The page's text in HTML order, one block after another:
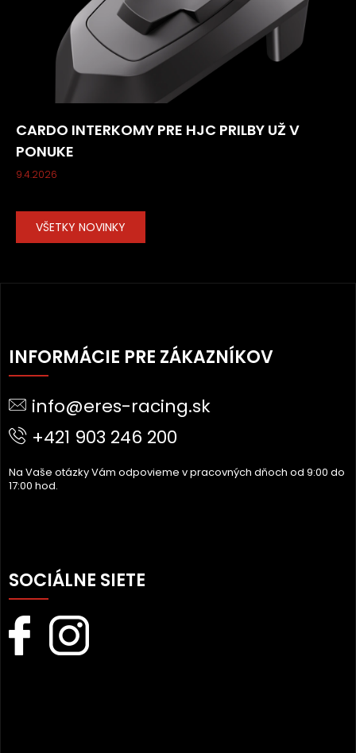
CARDO INTERKOMY PRE HJC PRILBY UŽ V
PONUKE
9.4.2026
VŠETKY NOVINKY
Á
P
T
INFORMÁCIE PRE ZÁKAZNÍKOV
info@eres-racing.sk
+421 903 246 200
Na Vaše otázky Vám odpovieme v pracovných dňoch od 9:00 do
17:00 hod.
SOCIÁLNE SIETE